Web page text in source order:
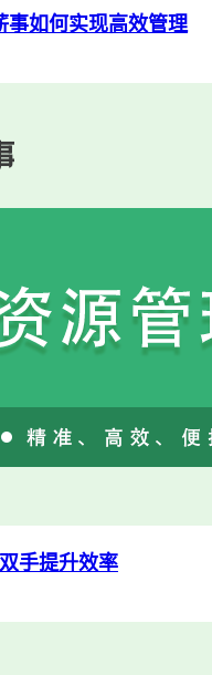
事如何实现高效管理
手提升效率